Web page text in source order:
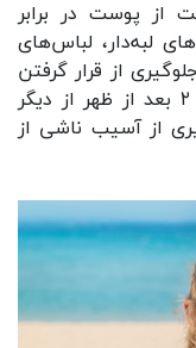
از پوست در برابر
لبه‌دار، لباس‌های
از قرار گرفتن
در معرض آفتاب بین ساعت ۱۰ صبح و ۲ بعد از ظهر از دیگر
از آسیب ناشی از